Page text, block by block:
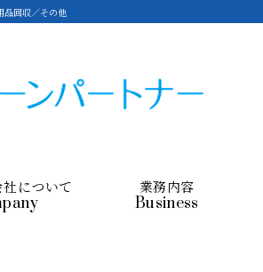
品回収／その他
について 業務内容
Business